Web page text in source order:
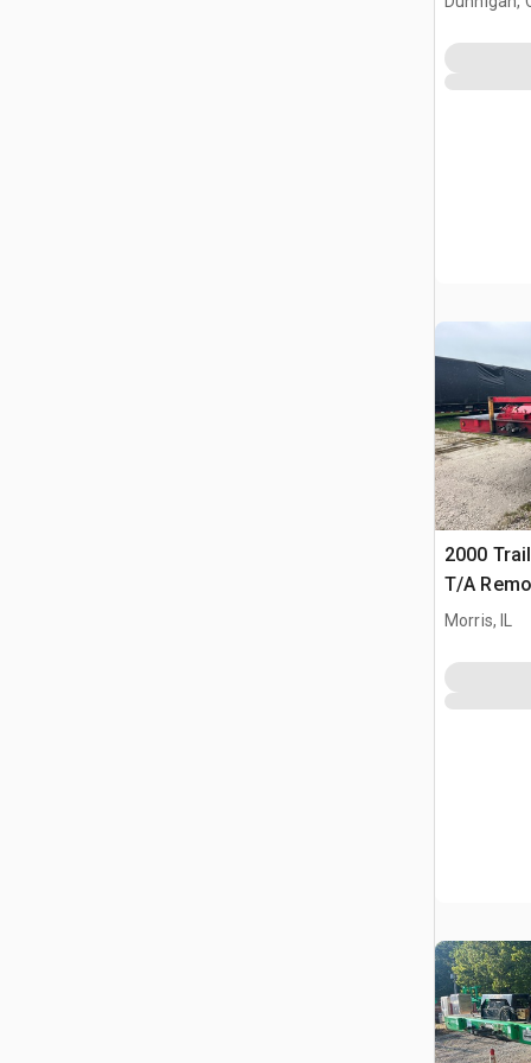
2000
T/A
Morris, IL